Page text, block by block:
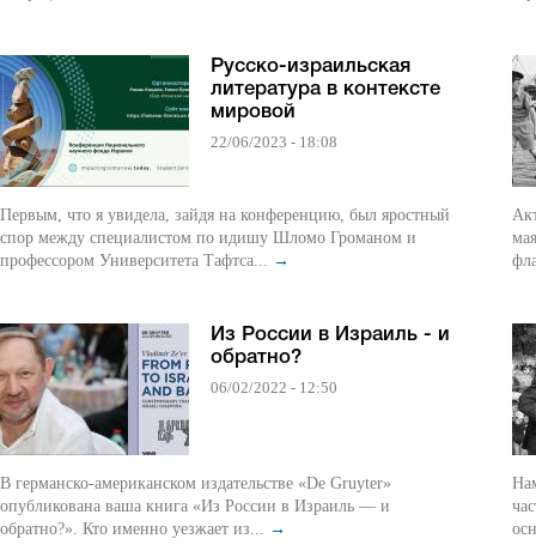
Русско-израильская
литература в контексте
мировой
22/06/2023 - 18:08
Первым, что я увидела, зайдя на конференцию, был яростный
спор между специалистом по идишу Шломо Громаном и
профессором Университета Тафтса... →
Из России в Израиль - и
обратно?
06/02/2022 - 12:50
В германско-американском издательстве «De Gruyter»
опубликована ваша книга «Из России в Израиль — и
обратно?». Кто именно уезжает из... →